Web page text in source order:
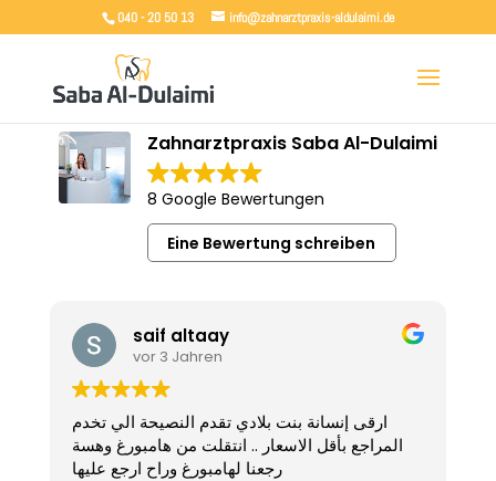
040 - 20 50 13 info@zahnarztpraxis-aldulaimi.de
Zahnarztpraxis Saba Al-Dulaimi
8 Google Bewertungen
Eine Bewertung schreiben
saif altaay
vor 3 Jahren
ارقى إنسانة بنت بلادي تقدم النصيحة الي تخدم
المراجع بأقل الاسعار .. انتقلت من هامبورغ وهسة
رجعنا لهامبورغ وراح ارجع عليها